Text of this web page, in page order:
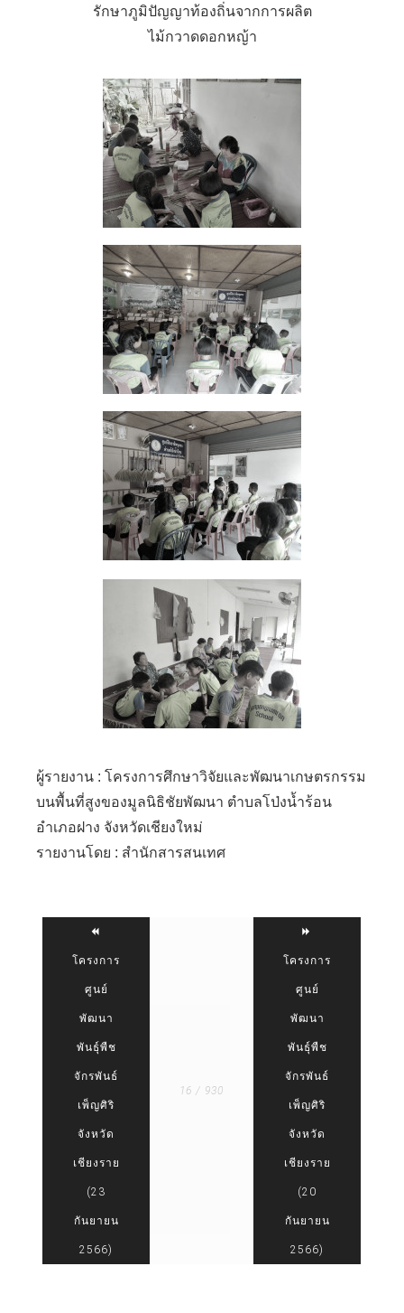
รักษาภูมิปัญญาท้องถิ่นจากการผลิต
ไม้กวาดดอกหญ้า
ผู้รายงาน : โครงการศึกษาวิจัยและพัฒนาเกษตรกรรม
บนพื้นที่สูงของมูลนิธิชัยพัฒนา ตำบลโป่งน้ำร้อน
อำเภอฝาง จังหวัดเชียงใหม่
รายงานโดย : สำนักสารสนเทศ
โครงการ
ศูนย์
พัฒนา
พันธุ์พืช
จักรพันธ์
เพ็ญศิริ
จังหวัด
เชียงราย
(23
กันยายน
2566)
16 / 930
โครงการ
ศูนย์
พัฒนา
พันธุ์พืช
จักรพันธ์
เพ็ญศิริ
จังหวัด
เชียงราย
(20
กันยายน
2566)